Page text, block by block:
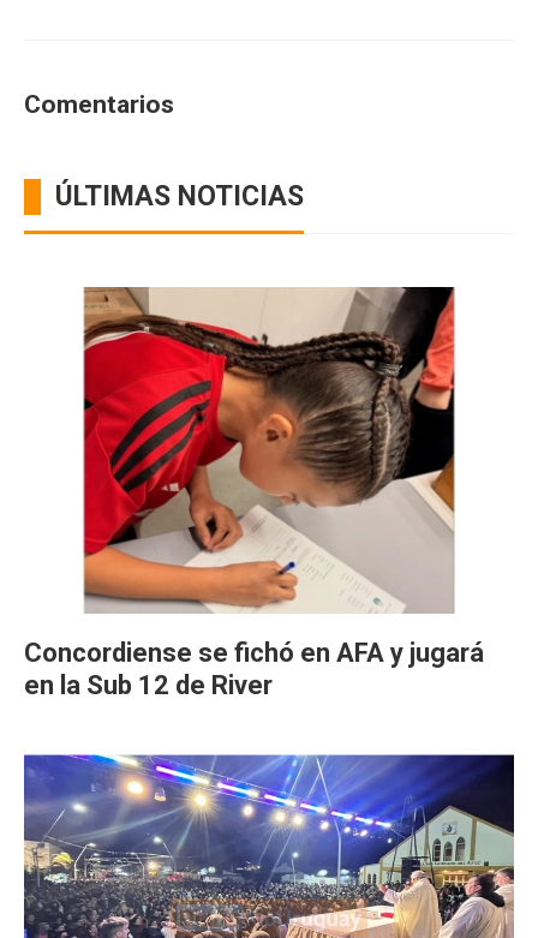
Comentarios
ÚLTIMAS NOTICIAS
Concordiense se fichó en AFA y jugará
en la Sub 12 de River